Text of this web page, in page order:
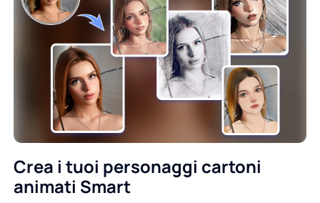
Crea i tuoi personaggi cartoni
animati Smart